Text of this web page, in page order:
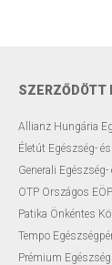
Modern
Előadások
Szakmai
SZERZŐDÖTT
Allianz Hungária
Életút Egészség-
Generali
OTP Országos EÖP
Patika Önkéntes
Tempo
Prémium